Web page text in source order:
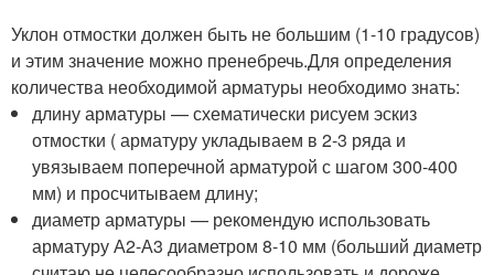
Уклон отмостки должен быть не большим (1-10 градусов)
и этим значение можно пренебречь.Для определения
количества необходимой арматуры необходимо знать:
длину арматуры — схематически рисуем эскиз
отмостки ( арматуру укладываем в 2-3 ряда и
увязываем поперечной арматурой с шагом 300-400
мм) и просчитываем длину;
диаметр арматуры — рекомендую использовать
арматуру А2-А3 диаметром 8-10 мм (больший диаметр